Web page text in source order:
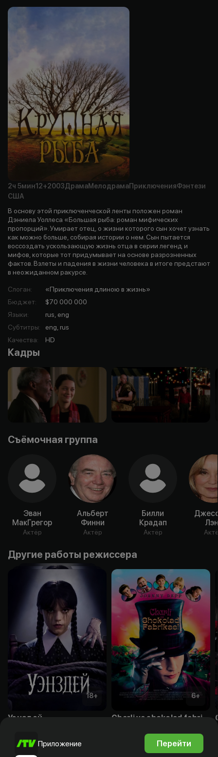
2ч 5мин12+2003ДрамаМелодрамаПриключенияФэнтези
США
В основу этой приключенческой ленты положен роман
Дэниела Уоллеса «Большая рыба: роман мифических
пропорций». Умирает отец, о жизни которого сын хочет узнать
как можно больше, собирая истории о нем. Сын пытается
воссоздать ускользающую жизнь отца в серии легенд и
мифов, которые тот придумывает на основе разрозненных
фактов. Взлеты и падения в жизни человека в итоге предстают
в неожиданном ракурсе.
Слоган:
«Приключения длиною в жизнь»
Бюджет:
$70 000 000
Языки:
rus, eng
Субтитры:
eng, rus
Качества: HD
Кадры
Съёмочная группа
Эван
МакГрегор
Актёр
Альберт
Финни
Актёр
Билли
Крадап
Актёр
Другие работы режиссера
18+
Уэнздей
6+
Приложение Перейти